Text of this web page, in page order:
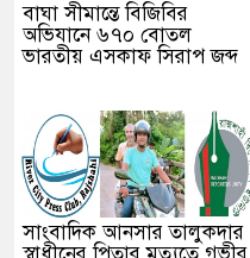
বাঘা সীমান্তে বিজিবির
অভিযানে ৬৭০ বোতল
ভারতীয় এসকাফ সিরাপ জব্দ
সাংবাদিক আনসার তালুকদার